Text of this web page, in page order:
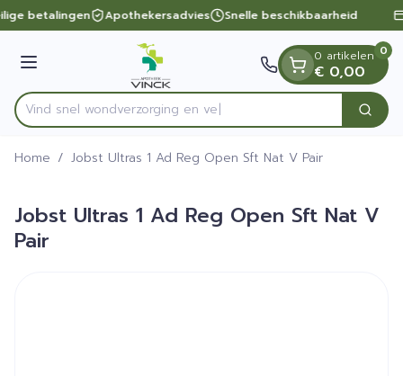
Ga naar de inhoud
1 van 1
betalingen Apothekersadvies Snelle beschikbaarheid
Menu
Product, merk, categorie...
Vind snel wondverzor Zoek
0 artikelen
€ 0,00
0
Home / Jobst Ultras 1 Ad Reg Open Sft Nat V Pair
Jobst Ultras 1 Ad Reg Open Sft Nat V
Pair